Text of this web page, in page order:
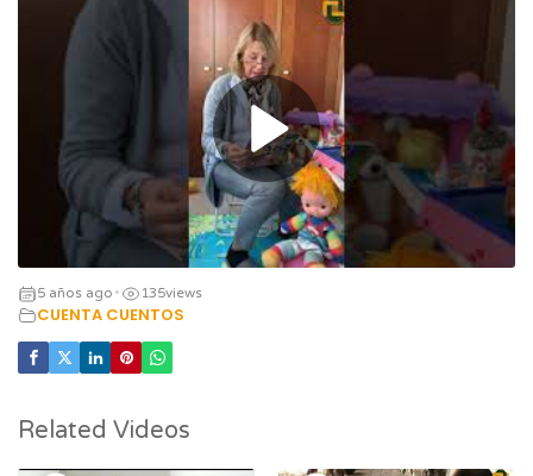
5 años ago • 135views
CUENTA CUENTOS
Related Videos